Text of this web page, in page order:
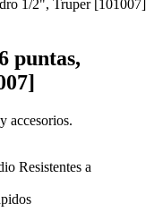
puntas,
accesorios.
Resistentes a